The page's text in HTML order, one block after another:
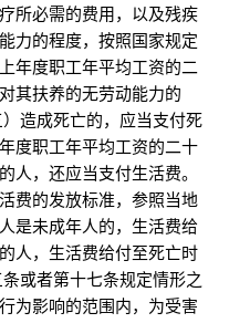
所必需的费用，以及残疾
力的程度，按照国家规定
年度职工年平均工资的二
其扶养的无劳动能力的
成死亡的，应当支付死
度职工年平均工资的二十
人，还应当支付生活费。
的发放标准，参照当地
是未成年人的，生活费给
人，生活费给付至死亡时
者第十七条规定情形之
为影响的范围内，为受害